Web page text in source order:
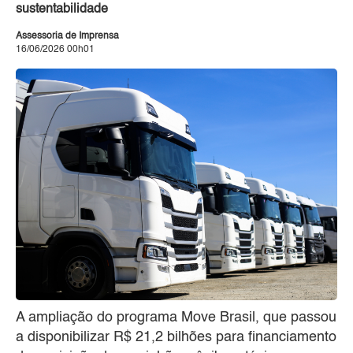
sustentabilidade
Assessoria de Imprensa
16/06/2026 00h01
A ampliação do programa Move Brasil, que passou
a disponibilizar R$ 21,2 bilhões para financiamento